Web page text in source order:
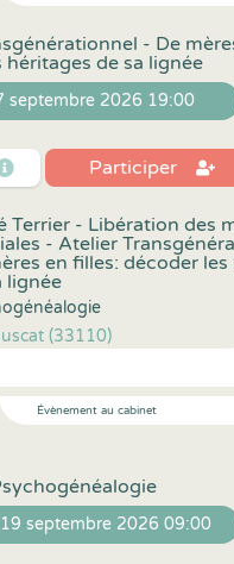
- De
héritages de sa lignée
septembre 2026 19:00
Participer
Terrier - Libération des
- Atelier
en filles: décoder
lignée
(33110)
Évènement au cabinet
septembre 2026 09:00